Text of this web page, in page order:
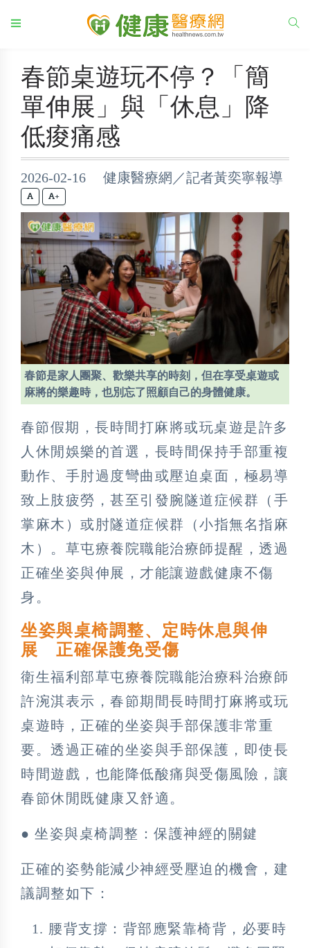
春節桌遊玩不停？「簡
單伸展」與「休息」降
低痠痛感
2026-02-16 健康醫療網／記者黃奕寧報導
+
春節是家人團聚、歡樂共享的時刻，但在享受桌遊或
麻將的樂趣時，也別忘了照顧自己的身體健康。
春節假期，長時間打麻將或玩桌遊是許多
人休閒娛樂的首選，長時間保持手部重複
動作、手肘過度彎曲或壓迫桌面，極易導
致上肢疲勞，甚至引發腕隧道症候群（手
掌麻木）或肘隧道症候群（小指無名指麻
木）。草屯療養院職能治療師提醒，透過
正確坐姿與伸展，才能讓遊戲健康不傷
身。
坐姿與桌椅調整、定時休息與伸
展 正確保護免受傷
衛生福利部草屯療養院職能治療科治療師
許涴淇表示，春節期間長時間打麻將或玩
桌遊時，正確的坐姿與手部保護非常重
要。透過正確的坐姿與手部保護，即使長
時間遊戲，也能降低酸痛與受傷風險，讓
春節休閒既健康又舒適。
● 坐姿與桌椅調整：保護神經的關鍵
正確的姿勢能減少神經受壓迫的機會，建
議調整如下：
腰背支撐：背部應緊靠椅背，必要時